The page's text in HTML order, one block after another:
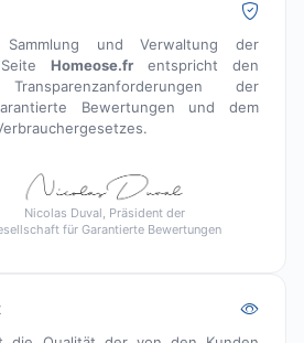
und Verwaltung der
Homeose.fr entspricht den
der
Bewertungen und dem
Nicolas Duval, Präsident der
für Garantierte Bewertungen